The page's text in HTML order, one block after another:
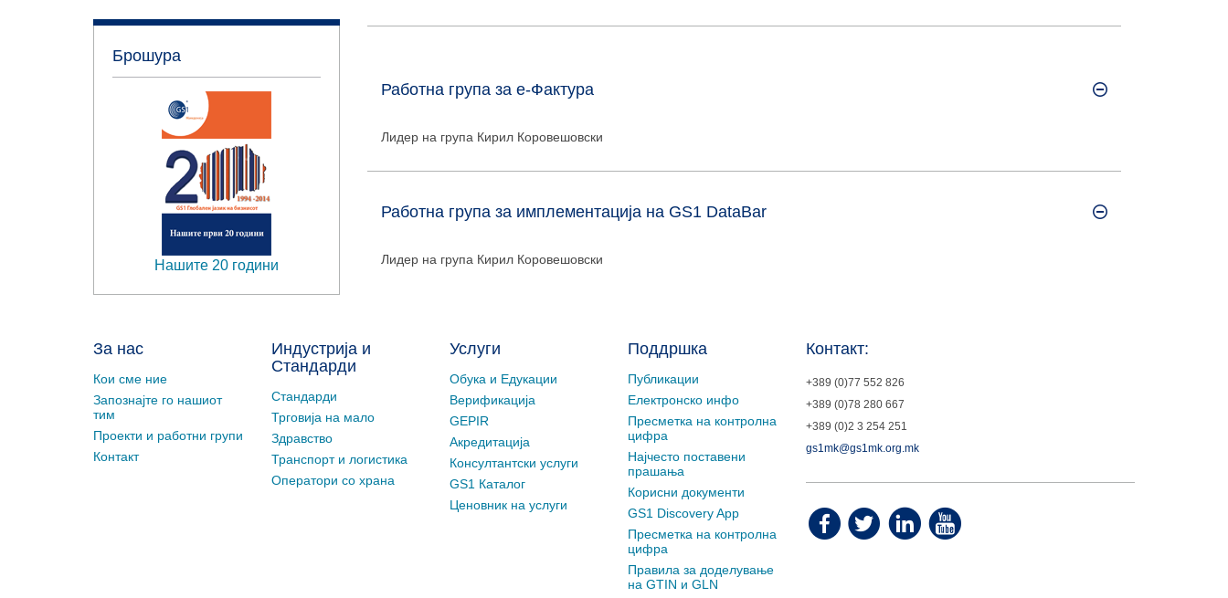
Брошура
Нашите 20 години
Работна група за e-Фактура
Лидер на група Кирил Коровешовски
Работна група за имплементација на GS1 DataBar
Лидер на група Кирил Коровешовски
За нас
Кои сме ние
Запознајте го нашиот
тим
Проекти и работни групи
Контакт
Индустрија и
Стандарди
Стандарди
Трговија на мало
Здравство
Транспорт и логистика
Оператори со храна
Услуги
Обука и Едукации
Верификација
GEPIR
Акредитација
Консултантски услуги
GS1 Каталог
Ценовник на услуги
Поддршка
Публикации
Електронско инфо
Пресметка на контролна
цифра
Најчесто поставени
прашања
Корисни документи
GS1 Discovery App
Пресметка на контролна
цифра
Правила за доделување
на GTIN и GLN
Контакт:
+389 (0)77 552 826
+389 (0)78 280 667
+389 (0)2 3 254 251
gs1mk@gs1mk.org.mk